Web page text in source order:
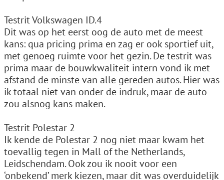
Testrit Volkswagen ID.4
Dit was op het eerst oog de auto met de meest
kans: qua pricing prima en zag er ook sportief uit,
met genoeg ruimte voor het gezin. De testrit was
prima maar de bouwkwaliteit intern vond ik met
afstand de minste van alle gereden autos. Hier was
ik totaal niet van onder de indruk, maar de auto
zou alsnog kans maken.
Testrit Polestar 2
Ik kende de Polestar 2 nog niet maar kwam het
toevallig tegen in Mall of the Netherlands,
Leidschendam. Ook zou ik nooit voor een
‘onbekend’ merk kiezen, maar dit was overduidelijk